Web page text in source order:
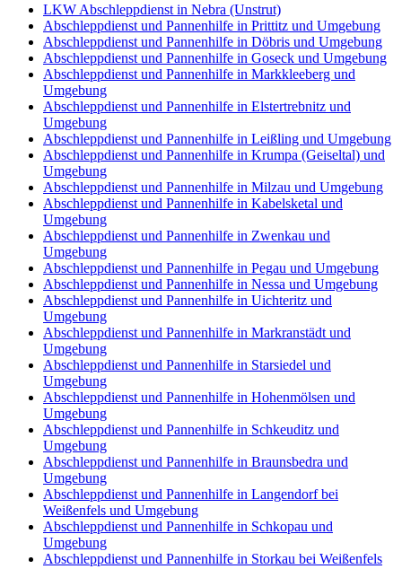
LKW Abschleppdienst in Nebra (Unstrut)
Abschleppdienst und Pannenhilfe in Prittitz und Umgebung
Abschleppdienst und Pannenhilfe in Döbris und Umgebung
Abschleppdienst und Pannenhilfe in Goseck und Umgebung
Abschleppdienst und Pannenhilfe in Markkleeberg und
Umgebung
Abschleppdienst und Pannenhilfe in Elstertrebnitz und
Umgebung
Abschleppdienst und Pannenhilfe in Leißling und Umgebung
Abschleppdienst und Pannenhilfe in Krumpa (Geiseltal) und
Umgebung
Abschleppdienst und Pannenhilfe in Milzau und Umgebung
Abschleppdienst und Pannenhilfe in Kabelsketal und
Umgebung
Abschleppdienst und Pannenhilfe in Zwenkau und
Umgebung
Abschleppdienst und Pannenhilfe in Pegau und Umgebung
Abschleppdienst und Pannenhilfe in Nessa und Umgebung
Abschleppdienst und Pannenhilfe in Uichteritz und
Umgebung
Abschleppdienst und Pannenhilfe in Markranstädt und
Umgebung
Abschleppdienst und Pannenhilfe in Starsiedel und
Umgebung
Abschleppdienst und Pannenhilfe in Hohenmölsen und
Umgebung
Abschleppdienst und Pannenhilfe in Schkeuditz und
Umgebung
Abschleppdienst und Pannenhilfe in Braunsbedra und
Umgebung
Abschleppdienst und Pannenhilfe in Langendorf bei
Weißenfels und Umgebung
Abschleppdienst und Pannenhilfe in Schkopau und
Umgebung
Abschleppdienst und Pannenhilfe in Storkau bei Weißenfels